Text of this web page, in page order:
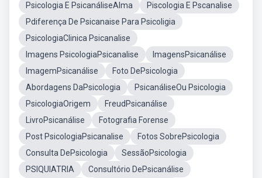
Psicologia E PsicanáliseAlma
Piscologia E Pscanalise
Pdiferença De Psicanaise Para Psicoligia
PsicologiaClinica Psicanalise
Imagens PsicologiaPsicanalise
ImagensPsicanálise
ImagemPsicanálise
Foto DePsicologia
Abordagens DaPsicologia
PsicanáliseOu Psicologia
PsicologiaOrigem
FreudPsicanálise
LivroPsicanálise
Fotografia Forense
Post PsicologiaPsicanalise
Fotos SobrePsicologia
Consulta DePsicologia
SessãoPsicologia
PSIQUIATRIA
Consultório DePsicanálise